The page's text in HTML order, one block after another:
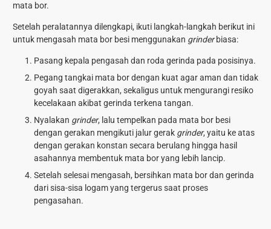
mata bor.
Setelah peralatannya dilengkapi, ikuti langkah-langkah berikut ini
untuk mengasah mata bor besi menggunakan grinderbiasa:
Pasang kepala pengasah dan roda gerinda pada posisinya.
Pegang tangkai mata bor dengan kuat agar aman dan tidak
goyah saat digerakkan, sekaligus untuk mengurangi resiko
kecelakaan akibat gerinda terkena tangan.
Nyalakan grinder, lalu tempelkan pada mata bor besi
dengan gerakan mengikuti jalur gerak grinder, yaitu ke atas
dengan gerakan konstan secara berulang hingga hasil
asahannya membentuk mata bor yang lebih lancip.
Setelah selesai mengasah, bersihkan mata bor dan gerinda
dari sisa-sisa logam yang tergerus saat proses
pengasahan.